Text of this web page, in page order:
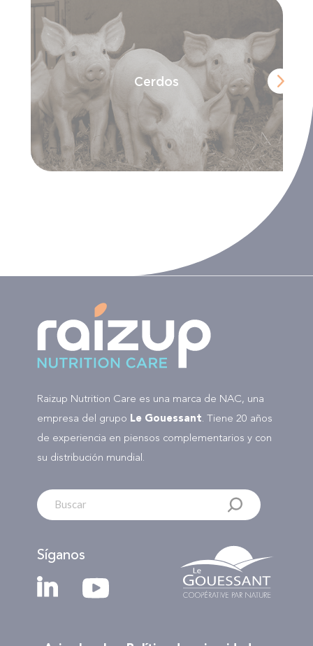
Cerdos
Raizup Nutrition Care es una marca de NAC, una
empresa del grupo Le Gouessant. Tiene 20 años
de experiencia en piensos complementarios y con
su distribución mundial.
Síganos